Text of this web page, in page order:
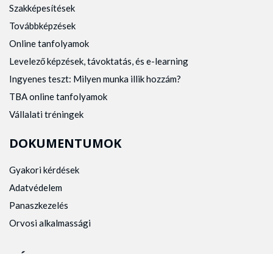
Szakképesítések
Továbbképzések
Online tanfolyamok
Levelező képzések, távoktatás, és e-learning
Ingyenes teszt: Milyen munka illik hozzám?
TBA online tanfolyamok
Vállalati tréningek
DOKUMENTUMOK
Gyakori kérdések
Adatvédelem
Panaszkezelés
Orvosi alkalmassági